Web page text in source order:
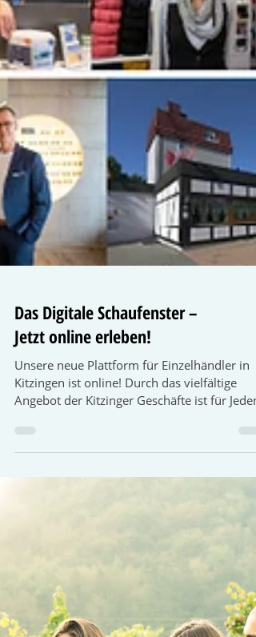
Das Digitale Schaufenster –
Jetzt online erleben!
Kitzingen ist online! Durch das vielfältige
Angebot der Kitzinger Geschäfte ist für Jeden